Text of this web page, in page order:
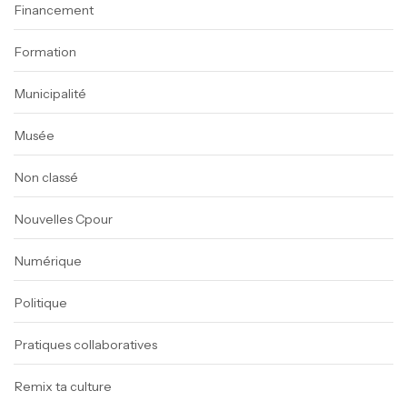
Financement
Formation
Municipalité
Musée
Non classé
Nouvelles Cpour
Numérique
Politique
Pratiques collaboratives
Remix ta culture